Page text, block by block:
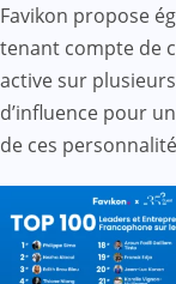
Favikon propose
tenant compte de
active sur
d’influence pour
de ces